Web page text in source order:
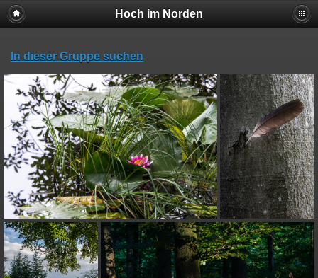
Hoch im Norden
In dieser Gruppe suchen